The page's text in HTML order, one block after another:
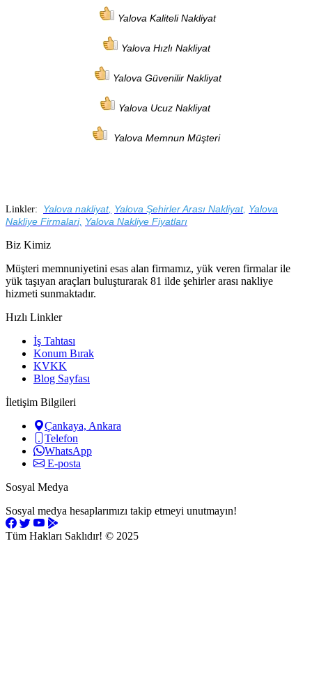
Yalova Kaliteli Nakliyat
Yalova Hızlı Nakliyat
Yalova Güvenilir Nakliyat
Yalova Ucuz Nakliyat
Yalova Memnun Müşteri
Linkler: Yalova nakliyat, Yalova Şehirler Arası Nakliyat, Yalova
Nakliye Firmalari, Yalova Nakliye Fiyatları
Biz Kimiz
Müşteri memnuniyetini esas alan firmamız, yük veren firmalar ile
yük taşıyan araçları buluşturarak 81 ilde şehirler arası nakliye
hizmeti sunmaktadır.
Hızlı Linkler
İş Tahtası
Konum Bırak
KVKK
Blog Sayfası
İletişim Bilgileri
Çankaya, Ankara
Telefon
WhatsApp
E-posta
Sosyal Medya
Sosyal medya hesaplarımızı takip etmeyi unutmayın!
Tüm Hakları Saklıdır! © 2025